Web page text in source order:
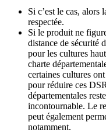
Si c’est le cas, alors
respectée.
Si le produit ne
distance de sécurité
pour les cultures
charte
certaines cultures
pour réduire ces
départementales
incontournable. Le
peut également
notamment.